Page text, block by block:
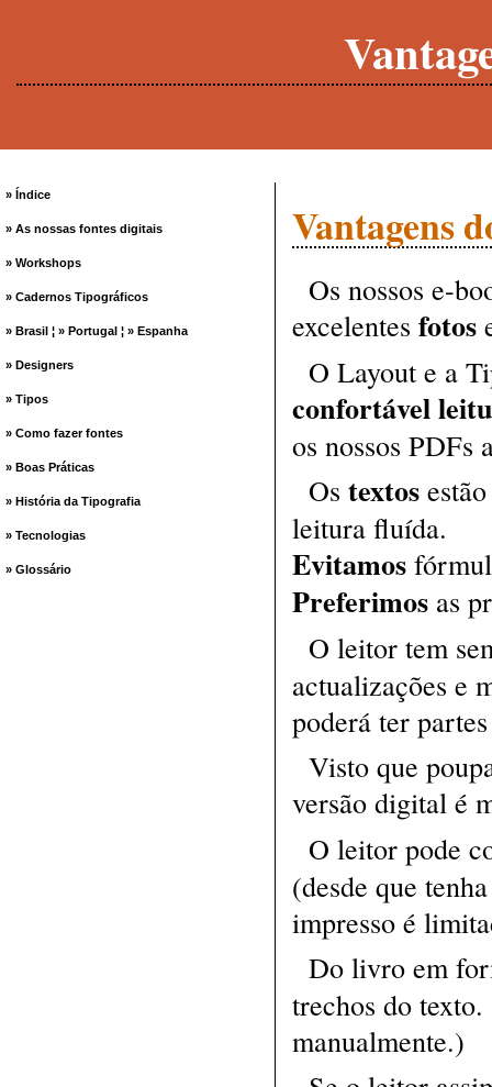
» Índice
» As nossas fontes digitais
» Workshops
» Cadernos Tipográficos
» Brasil ¦ » Portugal ¦ » Espanha
» Designers
» Tipos
» Como fazer fontes
» Boas Práticas
» História da Tipografia
» Tecnologias
» Glossário
Vantagens
Os nossos e-
excelentes fotos
O Layout e a
confortável
os nossos
Os textos
leitura fluída.
Evitamos
Preferimos as
O leitor tem
actualizações e
poderá ter
Visto que
versão digital é
O leitor pode
(desde que
impresso é
Do livro em
trechos do
manualmente.)